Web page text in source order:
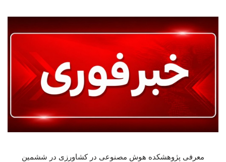
معرفی پژوهشکده هوش مصنوعی در کشاورزی در ششمین